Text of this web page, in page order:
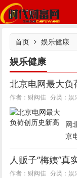
时代财富网
首页 娱乐健康
娱乐健康
北京电网最大负
作者：财阀佳 分类：娱
网
京
12
到
人贩子“梅姨”真
作者：财阀佳 分类：娱